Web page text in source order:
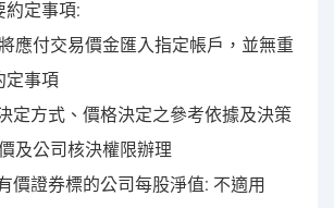
約定事項:
付交易價金匯入指定帳戶，並無重
定事項
定方式、價格決定之參考依據及決策
及公司核決權限辦理
價證券標的公司每股淨值: 不適用